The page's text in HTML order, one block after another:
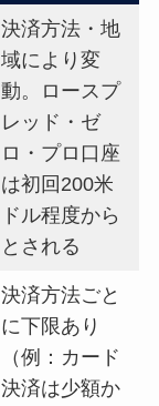
決済方法・地
域により変
動。ロースプ
レッド・ゼ
ロ・プロ口座
は初回200米
ドル程度から
とされる
決済方法ごと
に下限あり
（例：カード
決済は少額か